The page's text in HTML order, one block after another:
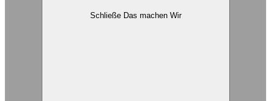
Schließe Das machen Wir